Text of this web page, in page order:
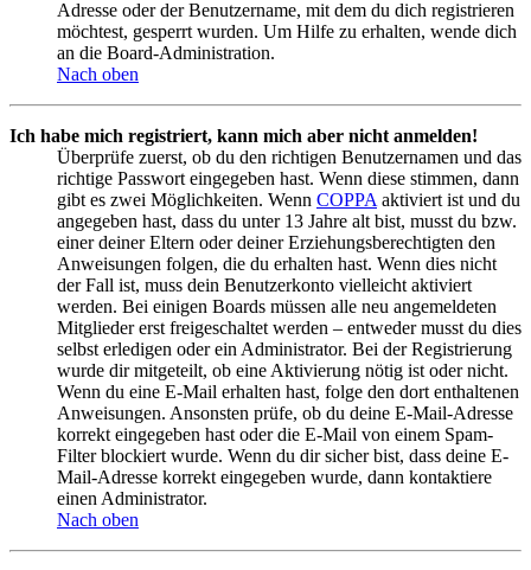
Adresse oder der Benutzername, mit dem du dich registrieren
möchtest, gesperrt wurden. Um Hilfe zu erhalten, wende dich
an die Board-Administration.
Nach oben
Ich habe mich registriert, kann mich aber nicht anmelden!
Überprüfe zuerst, ob du den richtigen Benutzernamen und das
richtige Passwort eingegeben hast. Wenn diese stimmen, dann
gibt es zwei Möglichkeiten. Wenn COPPA aktiviert ist und du
angegeben hast, dass du unter 13 Jahre alt bist, musst du bzw.
einer deiner Eltern oder deiner Erziehungsberechtigten den
Anweisungen folgen, die du erhalten hast. Wenn dies nicht
der Fall ist, muss dein Benutzerkonto vielleicht aktiviert
werden. Bei einigen Boards müssen alle neu angemeldeten
Mitglieder erst freigeschaltet werden – entweder musst du dies
selbst erledigen oder ein Administrator. Bei der Registrierung
wurde dir mitgeteilt, ob eine Aktivierung nötig ist oder nicht.
Wenn du eine E-Mail erhalten hast, folge den dort enthaltenen
Anweisungen. Ansonsten prüfe, ob du deine E-Mail-Adresse
korrekt eingegeben hast oder die E-Mail von einem Spam-
Filter blockiert wurde. Wenn du dir sicher bist, dass deine E-
Mail-Adresse korrekt eingegeben wurde, dann kontaktiere
einen Administrator.
Nach oben